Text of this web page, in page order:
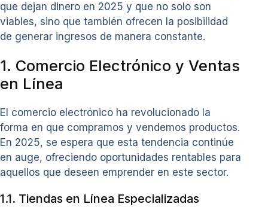
que dejan dinero en 2025 y que no solo son
viables, sino que también ofrecen la posibilidad
de generar ingresos de manera constante.
1. Comercio Electrónico y Ventas
en Línea
El comercio electrónico ha revolucionado la
forma en que compramos y vendemos productos.
En 2025, se espera que esta tendencia continúe
en auge, ofreciendo oportunidades rentables para
aquellos que deseen emprender en este sector.
1.1. Tiendas en Línea Especializadas